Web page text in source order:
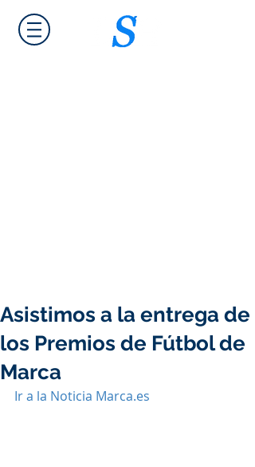
Asistimos a la entrega de
los Premios de Fútbol de
Marca
Ir a la Noticia Marca.es